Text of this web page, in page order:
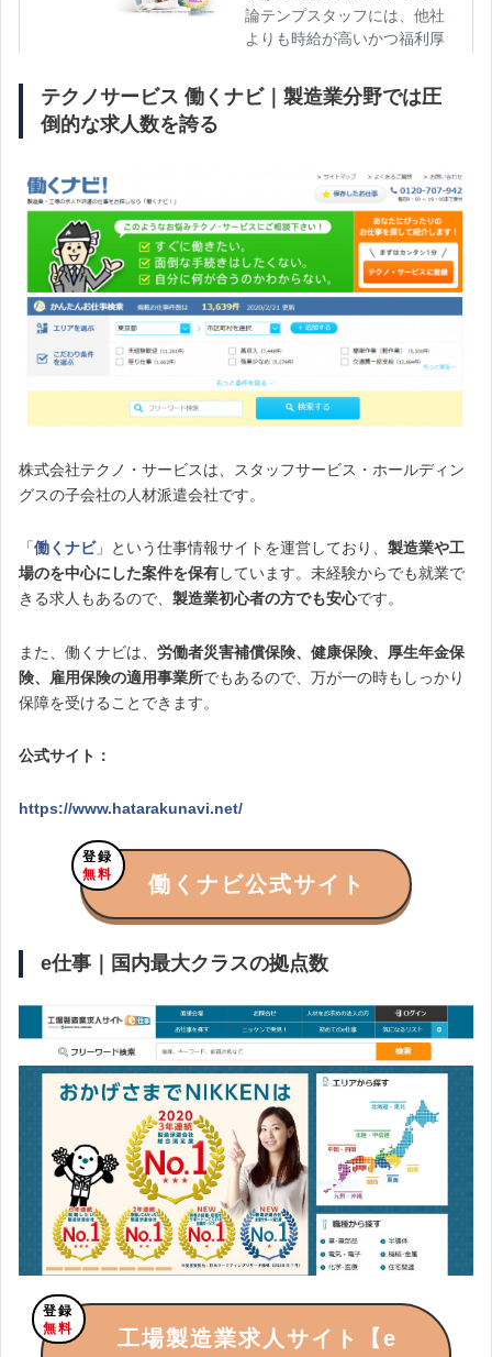
テクノサービス 働くナビ｜製造業分野では圧
倒的な求人数を誇る
株式会社テクノ・サービスは、スタッフサービス・ホールディン
グスの子会社の人材派遣会社です。
「働くナビ」という仕事情報サイトを運営しており、 製造業や工
場のを中心にした案件を保有しています。未経験からでも就業で
きる求人もあるので、 製造業初心者の方でも安心です。
また、働くナビは、 労働者災害補償保険、健康保険、厚生年金保
険、雇用保険の適用事業所でもあるので、万が一の時もしっかり
保障を受けることできます。
公式サイト：
https://www.hatarakunavi.net/
登録
無料
働くナビ公式サイト
e仕事｜国内最大クラスの拠点数
登録
無料
工場製造業求人サイト【e